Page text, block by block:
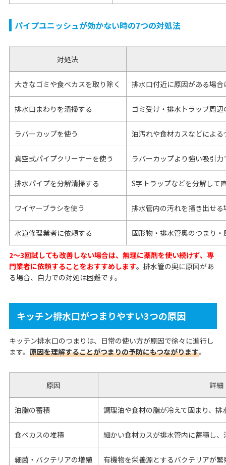
パイプユニッシュが効かない時の7つの対処法
対処法
大きなゴミや食べカスを取り除く 排水口付近に原因がある場
排水口まわりを清掃する ゴミ受け・排水トラップ周
ラバーカップを使う 油汚れや食材カスなどによ
真空式パイプクリーナーを使う ラバーカップより強い吸引
排水パイプを分解清掃する S字トラップなどを分解して
ワイヤーブラシを使う 排水管内の汚れを掻き出せ
水道修理業者に依頼する 固形物・排水管奥のつまり
2〜3回試しても改善しない場合は、無理に薬剤を使い続けず、専
門業者に依頼することをおすすめします。排水管の奥に原因があ
る場合、自力での対処は困難です。
キッチン排水口がつまりやすい3つの原因
キッチン排水口のつまりは、日常の使い方が原因で徐々に進行し
ます。 原因を理解することがつまりの予防にもつながります。
原因 詳細
油脂の蓄積 調理油や食材の脂が冷えて固まり、
食べカスの堆積 細かい食材カスが排水管内に蓄積し
細菌・バクテリアの増殖 有機物を栄養源とするバクテリアが